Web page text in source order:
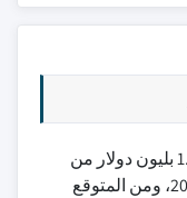
وكان حجم سوق المروجين يساوي 1.7 بليون دولار من
دولارات الولايات المتحدة في عام 2022، ومن المتوقع